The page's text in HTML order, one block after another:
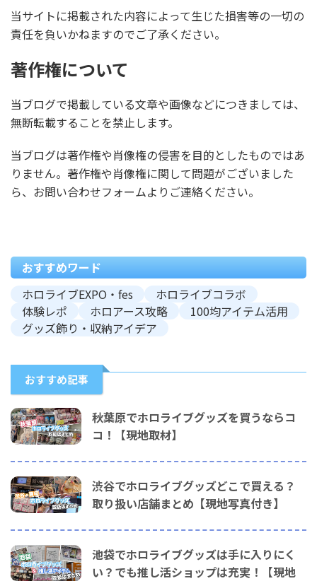
当サイトに掲載された内容によって生じた損害等の一切の
責任を負いかねますのでご了承ください。
著作権について
当ブログで掲載している文章や画像などにつきましては、
無断転載することを禁止します。
当ブログは著作権や肖像権の侵害を目的としたものではあ
りません。著作権や肖像権に関して問題がございました
ら、お問い合わせフォームよりご連絡ください。
おすすめワード
ホロライブEXPO・fes
ホロライブコラボ
体験レポ
ホロアース攻略
100均アイテム活用
グッズ飾り・収納アイデア
おすすめ記事
秋葉原でホロライブグッズを買うならコ
コ！【現地取材】
渋谷でホロライブグッズどこで買える？
取り扱い店舗まとめ【現地写真付き】
池袋でホロライブグッズは手に入りにく
い？でも推し活ショップは充実！【現地